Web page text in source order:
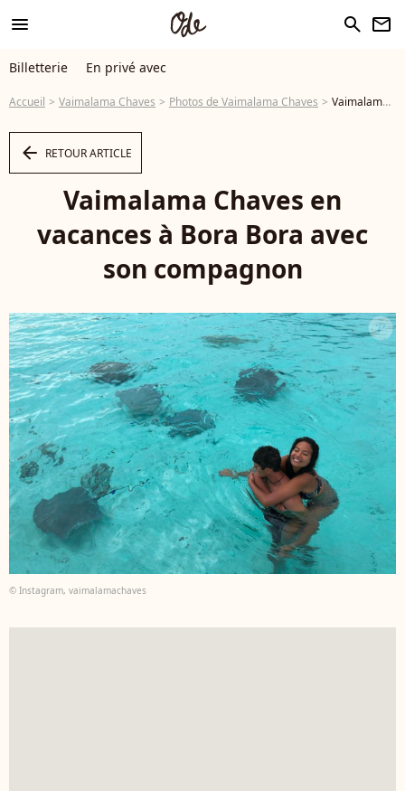
menu search newsletter
Billetterie En privé avec
Accueil Vaimalama Chaves Photos de Vaimalama Chaves Vaimalama Chaves en vacances à Bora Bora avec son compagnon - Photo
arrow_left RETOUR ARTICLE
Vaimalama Chaves en
vacances à Bora Bora avec
son compagnon
© Instagram, vaimalamachaves